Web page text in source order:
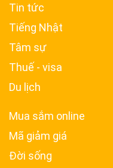
Tin tức
Tiếng Nhật
Tâm sự
Thuế - visa
Du lịch
Mua sắm online
Mã giảm giá
Đời sống